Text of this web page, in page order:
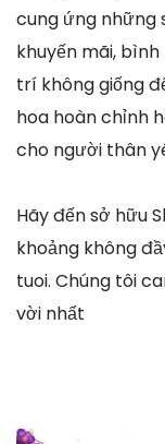
cung ứng những
khuyến mãi,
trí không giống
hoa hoàn chỉnh
cho người thân
Hãy đến sở hữu
khoảng không
tuoi. Chúng tôi
vời nhất